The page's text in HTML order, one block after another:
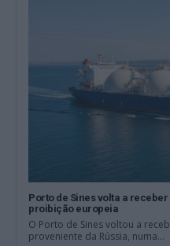
Porto de Sines volta a
proibição europeia
O Porto de Sines voltou a
proveniente da Rússia, numa...